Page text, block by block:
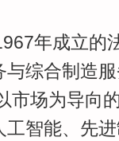
年成立的
综合制造
市场为导向
智能、先